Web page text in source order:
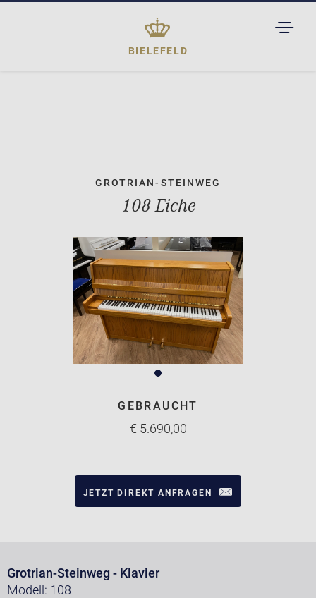
BIELEFELD
GROTRIAN-STEINWEG
108 Eiche
GEBRAUCHT
€ 5.690,00
JETZT DIREKT ANFRAGEN
Grotrian-Steinweg - Klavier
Modell: 108